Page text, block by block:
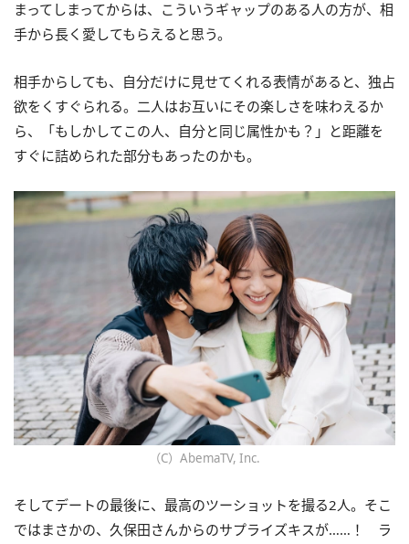
まってしまってからは、こういうギャップのある人の方が、相
手から長く愛してもらえると思う。
相手からしても、自分だけに見せてくれる表情があると、独占
欲をくすぐられる。二人はお互いにその楽しさを味わえるか
ら、「もしかしてこの人、自分と同じ属性かも？」と距離を
すぐに詰められた部分もあったのかも。
（C）AbemaTV, Inc.
そしてデートの最後に、最高のツーショットを撮る2人。そこ
ではまさかの、久保田さんからのサプライズキスが……！ ラ